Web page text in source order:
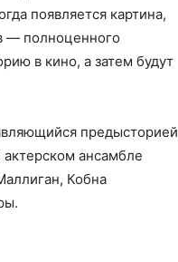
появляется картина,
— полноценного
в кино, а затем будут
предысторией
ансамбле
Кобна